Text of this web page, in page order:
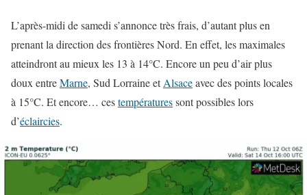
L’après-midi de samedi s’annonce très frais, d’autant plus en
prenant la direction des frontières Nord. En effet, les maximales
atteindront au mieux les 13 à 14°C. Encore un peu d’air plus
doux entreMarne, Sud Lorraine etAlsaceavec des points locales
à 15°C. Et encore… cestempératuressont possibles lors
d’éclaircies.